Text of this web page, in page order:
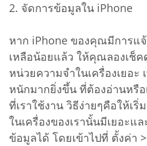
2. จัดการข้อมูลใน iPhone
หาก iPhone ของคุณมีการแ
เหลือน้อยแล้ว ให้คุณลองเช็ค
หน่วยความจำในเครื่องเยอะ
หนักมากยิ่งขึ้น ที่ต้องอ่านหรื
ที่เราใช้งาน วิธีง่ายๆคือให้เริ่
ในเครื่องของเรานั้นมีเยอะแ
ข้อมูลได้ โดยเข้าไปที่ ตั้งค่า